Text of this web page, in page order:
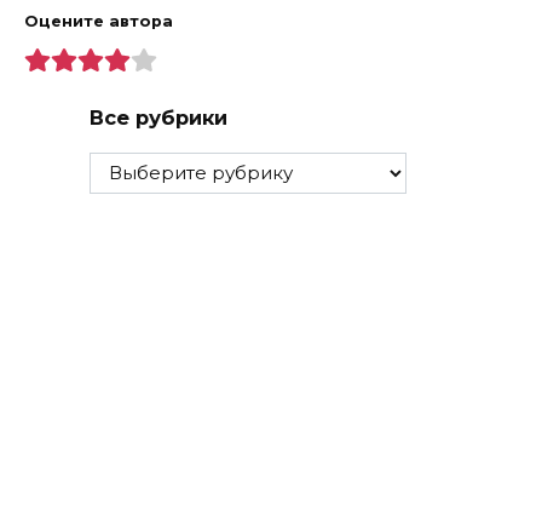
Оцените автора
Все рубрики
Все
рубрики